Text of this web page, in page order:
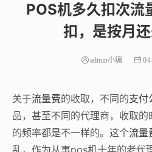
POS机多久扣次流
扣，是按月还
admin小编
关于流量费的收取，不同的支付
品，甚至不同的代理商，收取
的频率都是不一样的。这个流量